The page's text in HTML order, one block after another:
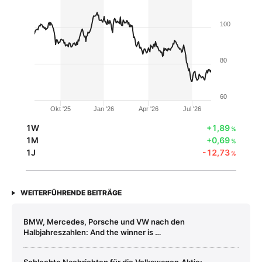
Okt '25 Jan '26 Apr '26 Jul '26
60
80
100
1W +1,89%
1M +0,69%
1J -12,73%
WEITERFÜHRENDE BEITRÄGE
BMW, Mercedes, Porsche und VW nach den
Halbjahreszahlen: And the winner is …